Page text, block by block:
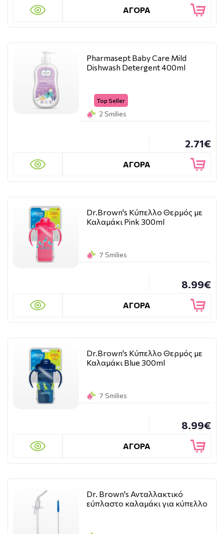
ΑΓΟΡΑ
Pharmasept Baby Care Mild
Dishwash Detergent 400ml
Top Seller
2 Smilies
2.71€
ΑΓΟΡΑ
Dr.Brown's Κύπελλο Θερμός με
Καλαμάκι Pink 300ml
7 Smilies
8.99€
ΑΓΟΡΑ
Dr.Brown's Κύπελλο Θερμός με
Καλαμάκι Blue 300ml
7 Smilies
8.99€
ΑΓΟΡΑ
Dr. Brown's Ανταλλακτικό
εύπλαστο καλαμάκι για κύπελλο